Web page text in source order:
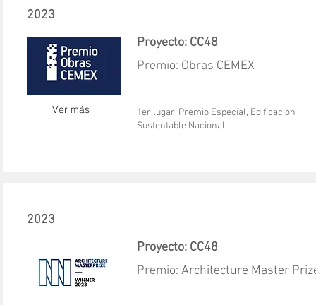
2023
Ver más
Proyecto: CC48
Premio: Obras CEMEX
1er lugar, Premio Especial, Edificación
Sustentable Nacional.
2023
Proyecto: CC48
Premio: Architecture Master